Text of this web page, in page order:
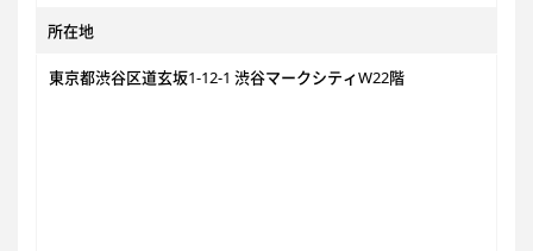
所在地
東京都渋谷区道玄坂1-12-1 渋谷マークシティW22階